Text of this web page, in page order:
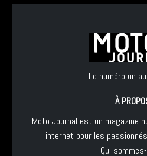
Le numéro un
À
Moto Journal est un magazine
internet pour les
Qui